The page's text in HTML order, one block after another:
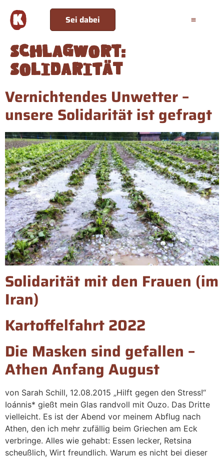
Sei dabei
Schlagwort:
Solidarität
Vernichtendes Unwetter –
unsere Solidarität ist gefragt
Solidarität mit den Frauen (im
Iran)
Kartoffelfahrt 2022
Die Masken sind gefallen –
Athen Anfang August
von Sarah Schill, 12.08.2015 „Hilft gegen den Stress!“
Ioánnis* gießt mein Glas randvoll mit Ouzo. Das Dritte
vielleicht. Es ist der Abend vor meinem Abflug nach
Athen, den ich mehr zufällig beim Griechen am Eck
verbringe. Alles wie gehabt: Essen lecker, Retsina
scheußlich, Wirt freundlich. Warum es nicht bei dieser